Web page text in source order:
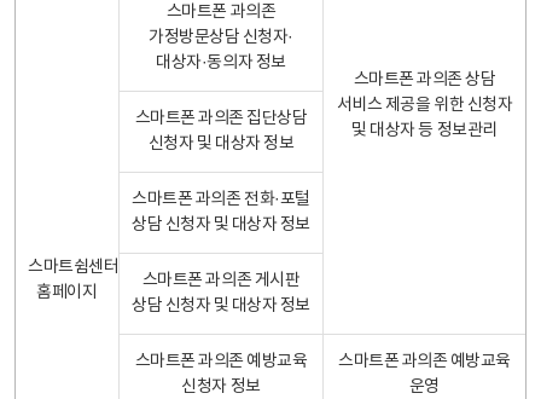
스마트쉼센터
홈페이지
스마트폰 과의존 상담
서비스 제공을 위한 신청자
및 대상자 등 정보관리
스마트폰 과의존
가정방문상담 신청자·
대상자·동의자 정보
스마트폰 과의존 집단상담
신청자 및 대상자 정보
스마트폰 과의존 전화·포털
상담 신청자 및 대상자 정보
스마트폰 과의존 게시판
상담 신청자 및 대상자 정보
스마트폰 과의존 예방교육
신청자 정보
스마트폰 과의존 예방교육
운영